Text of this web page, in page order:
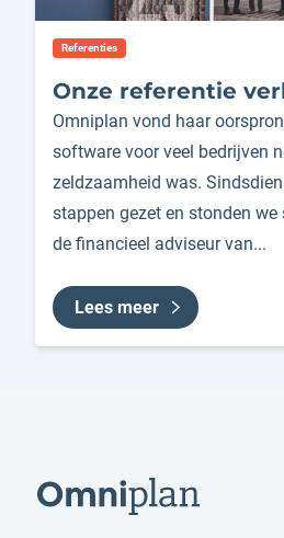
Referenties
Onze referentie
Omniplan vond haar
software voor veel bedrijven
zeldzaamheid was.
stappen gezet en stonden
de financieel adviseur van...
Lees meer